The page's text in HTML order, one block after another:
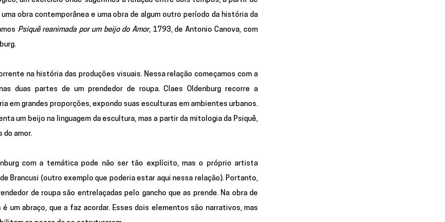
obra contemporânea e uma obra de algum outro período da história da
Psiquê reanimada por um beijo do Amor
na história das produções visuais. Nessa relação começamos com a
duas partes de um prendedor de roupa. Claes Oldenburg recorre a
em grandes proporções, expondo suas esculturas em ambientes urbanos.
um beijo na linguagem da escultura, mas a partir da mitologia da Psiquê,
do amor.
com a temática pode não ser tão explícito, mas o próprio artista
Brancusi (outro exemplo que poderia estar aqui nessa relação). Portanto,
de roupa são entrelaçadas pelo gancho que as prende. Na obra de
é um abraço, que a faz acordar. Esses dois elementos são narrativos, mas